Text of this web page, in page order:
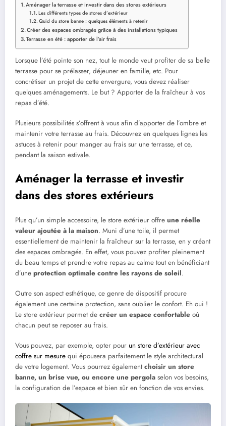
Aménager la terrasse et investir dans des stores extérieurs
Les différents types de stores d’extérieur
Quid du store banne : quelques éléments à retenir
Créer des espaces ombragés grâce à des installations typiques
Terrasse en été : apporter de l’air frais
Lorsque l’été pointe son nez, tout le monde veut profiter de sa belle
terrasse pour se prélasser, déjeuner en famille, etc. Pour
concrétiser un projet de cette envergure, vous devez réaliser
quelques aménagements. Le but ? Apporter de la fraîcheur à vos
repas d’été.
Plusieurs possibilités s’offrent à vous afin d’apporter de l’ombre et
maintenir votre terrasse au frais. Découvrez en quelques lignes les
astuces à retenir pour manger au frais sur une terrasse, et ce,
pendant la saison estivale.
Aménager la terrasse et investir
dans des stores extérieurs
Plus qu’un simple accessoire, le store extérieur offre une réelle
valeur ajoutée à la maison. Muni d’une toile, il permet
essentiellement de maintenir la fraîcheur sur la terrasse, en y créant
des espaces ombragés. En effet, vous pouvez profiter pleinement
du beau temps et prendre votre repas au calme tout en bénéficiant
d’une protection optimale contre les rayons de soleil.
Outre son aspect esthétique, ce genre de dispositif procure
également une certaine protection, sans oublier le confort. Eh oui !
Le store extérieur permet de créer un espace confortable où
chacun peut se reposer au frais.
Vous pouvez, par exemple, opter pour un store d’extérieur avec
coffre sur mesure qui épousera parfaitement le style architectural
de votre logement. Vous pourrez égalementchoisir un store
banne, un brise vue, ou encore une pergola selon vos besoins,
la configuration de l’espace et bien sûr en fonction de vos envies.